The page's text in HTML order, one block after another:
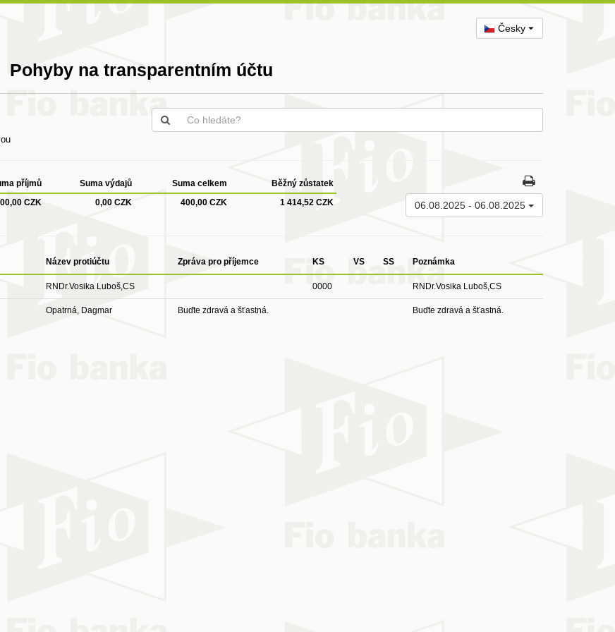
Česky
Pohyby na transparentním účtu
příjmů Suma výdajů Suma celkem
Běžný zůstatek
CZK 0,00 CZK 400,00 CZK 1 414,52 CZK 06.08.2025- 06.08.2025
Název protiúčtu Zpráva pro příjemce KS VS SS Poznámka
RNDr.Vosika Luboš,CS 0000 RNDr.Vosika Luboš,CS
Opatrná, Dagmar Buďte zdravá a šťastná. Buďte zdravá a šťastná.